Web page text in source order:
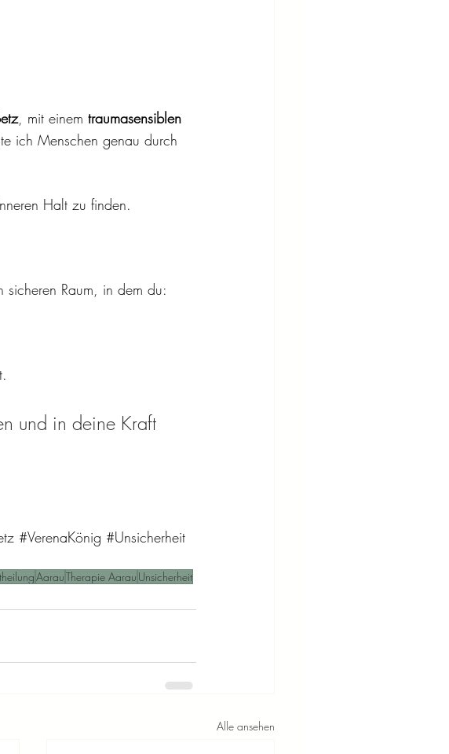
, mit einem traumasensiblen
ich Menschen genau durch
Halt zu finden.
Raum, in dem du:
und in deine Kraft
#VerenaKönig #Unsicherheit
AarauTherapie Aarau Unsicherheit
Alle ansehen